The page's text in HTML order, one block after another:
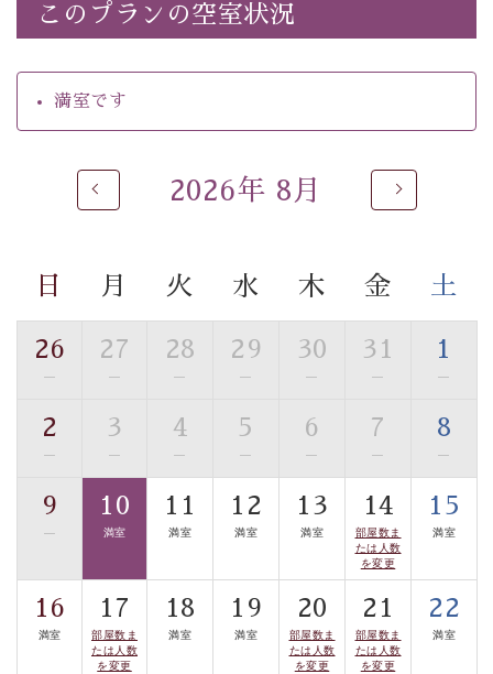
■お座敷風呂（大浴場）
温泉の成分に合わせ、防菌防カビの特殊素材の畳を使
※男性大浴場までのご移動には階段がございます。 予め
ご了承のほどお願いいたします。
貸切温泉風呂
（40分2000円）
眺望はございませんが、源泉掛け流しの温泉の質を楽し
■諏訪大社4社を巡る無料参拝バス
豊富な知識を持ったドライバー兼ガイドが諏訪大社をご
は【3日前まで】にお電話ください。
※交通規制などにより運行できない日がございます
以上がプラン内容です。
上諏訪温泉“しんゆ”なら諏訪大社など歴史ある諏訪の街
るお部屋、 大人のたしなみを感じていただける、美しく
癒される宿で贅沢に幸せのときを安心してお過ごしくだ
このプランの空室状況
満室です
2026年 8月
日 月 火 水 木 金 土
26
—
27
—
28
—
29
—
30
—
31
—
1
—
2
—
3
—
4
—
5
—
6
—
7
—
8
—
9
—
10
満室
11
満室
12
満室
13
満室
14
部屋数ま
たは人数
を変更
15
満室
16
満室
17
部屋数ま
たは人数
を変更
18
満室
19
満室
20
部屋数ま
たは人数
を変更
21
部屋数ま
たは人数
を変更
22
満室